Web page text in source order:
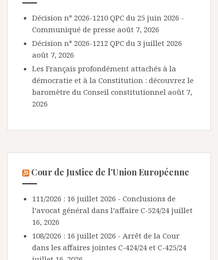
Décision n° 2026-1210 QPC du 25 juin 2026 -
Communiqué de presse août 7, 2026
Décision n° 2026-1212 QPC du 3 juillet 2026
août 7, 2026
Les Français profondément attachés à la
démocratie et à la Constitution : découvrez le
baromètre du Conseil constitutionnel août 7,
2026
Cour de Justice de l’Union Européenne
111/2026 : 16 juillet 2026 - Conclusions de
l’avocat général dans l’affaire C-524/24 juillet
16, 2026
108/2026 : 16 juillet 2026 - Arrêt de la Cour
dans les affaires jointes C-424/24 et C-425/24